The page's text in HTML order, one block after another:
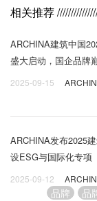
相关推荐
ARCHINA建筑中国
盛大启动，国企品牌
2025-09-15
ARCHINA发布2025
设ESG与国际化专项
2025-09-12
品牌 品